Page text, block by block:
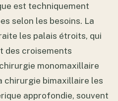
est techniquement
selon les besoins. La
les palais étroits, qui
des croisements
monomaxillaire
chirurgie bimaxillaire les
approfondie, souvent